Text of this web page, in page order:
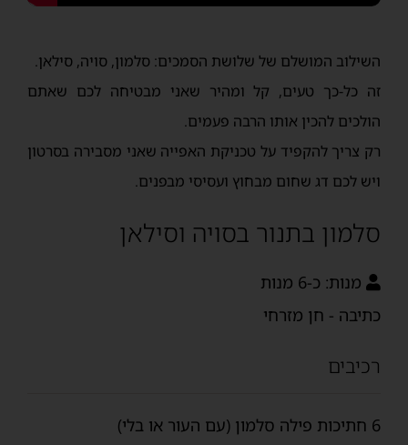
השילוב המושלם של שלושת הסמכים: סלמון, סויה, סילאן.
זה כל-כך טעים, קל ומהיר שאני מבטיחה לכם שאתם
הולכים להכין אותו הרבה פעמים.
רק צריך להקפיד על טכניקת האפייה שאני מסבירה בסרטון
ויש לכם דג שחום מבחוץ ועסיסי מבפנים.
סלמון בתנור בסויה וסילאן
מנות: כ-6 מנות
כתיבה - חן מזרחי
רכיבים
6 חתיכות פילה סלמון (עם העור או בלי)